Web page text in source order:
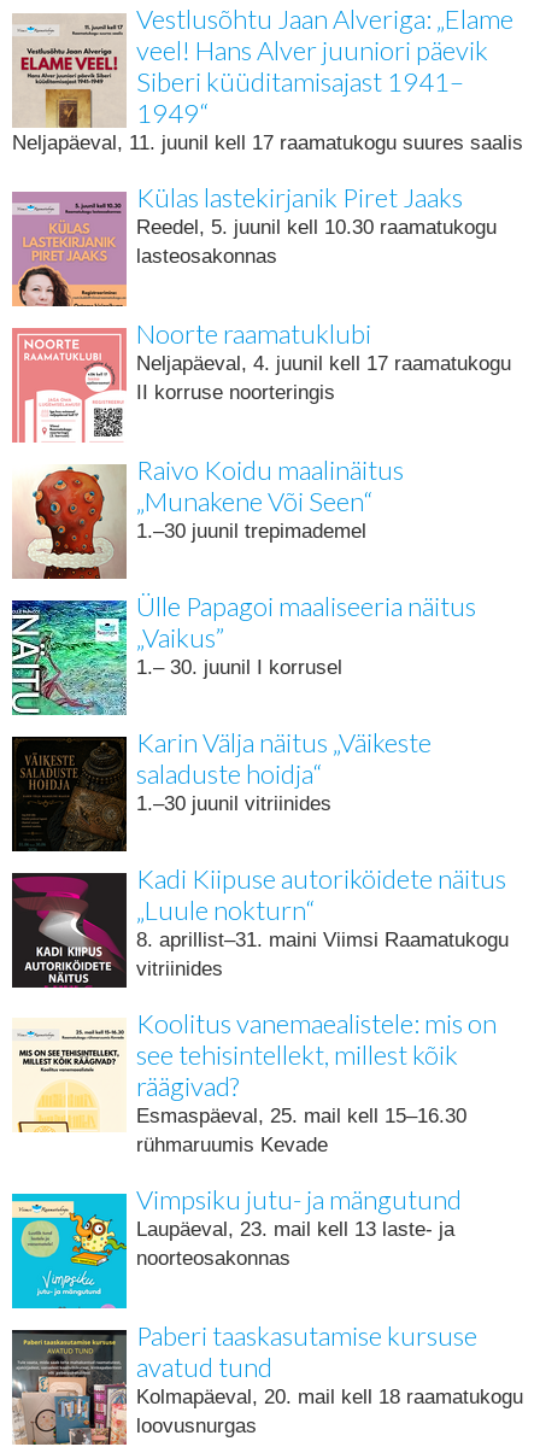
Vestlusõhtu Jaan Alveriga: „Elame
veel! Hans Alver juuniori päevik
Siberi küüditamisajast 1941–
1949“
Neljapäeval, 11. juunil kell 17 raamatukogu suures saalis
Külas lastekirjanik Piret Jaaks
Reedel, 5. juunil kell 10.30 raamatukogu
lasteosakonnas
Noorte raamatuklubi
Neljapäeval, 4. juunil kell 17 raamatukogu
II korruse noorteringis
Raivo Koidu maalinäitus
„Munakene Või Seen“
1.–30 juunil trepimademel
Ülle Papagoi maaliseeria näitus
„Vaikus”
1.– 30. juunil I korrusel
Karin Välja näitus „Väikeste
saladuste hoidja“
1.–30 juunil vitriinides
Kadi Kiipuse autoriköidete näitus
„Luule nokturn“
8. aprillist–31. maini Viimsi Raamatukogu
vitriinides
Koolitus vanemaealistele: mis on
see tehisintellekt, millest kõik
räägivad?
Esmaspäeval, 25. mail kell 15–16.30
rühmaruumis Kevade
Vimpsiku jutu- ja mängutund
Laupäeval, 23. mail kell 13 laste- ja
noorteosakonnas
Paberi taaskasutamise kursuse
avatud tund
Kolmapäeval, 20. mail kell 18 raamatukogu
loovusnurgas